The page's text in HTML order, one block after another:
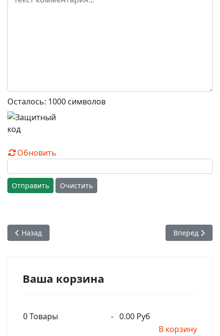
Осталось: 1000 символов
Обновить
Отправить Очистить
Предыдущий: Бхакти Викаша Свами - Книги Шрилы
Назад Следующий:
Вперед
Ваша корзина
0Товары - 0.00 Руб
В корзину